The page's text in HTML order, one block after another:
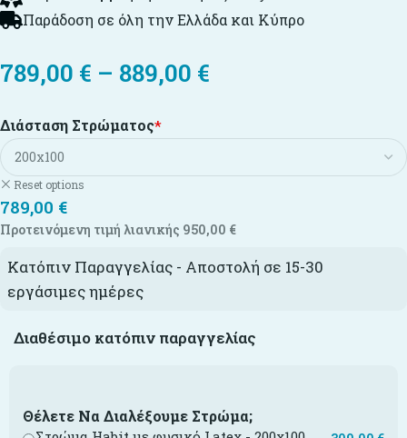
Παράδοση σε όλη την Ελλάδα και Κύπρο
789,00 € – 889,00 €
*
Διάσταση Στρώματος
Reset options
789,00 €
Προτεινόμενη τιμή λιανικής 950,00 €
Κατόπιν Παραγγελίας - Αποστολή σε 15-30
εργάσιμες ημέρες
Διαθέσιμο κατόπιν παραγγελίας
Θέλετε Να Διαλέξουμε Στρώμα;